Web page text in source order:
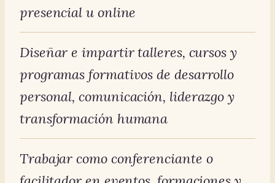
presencial u online
Diseñar e impartir talleres, cursos y
programas formativos de desarrollo
personal, comunicación, liderazgo y
transformación humana
Trabajar como conferenciante o